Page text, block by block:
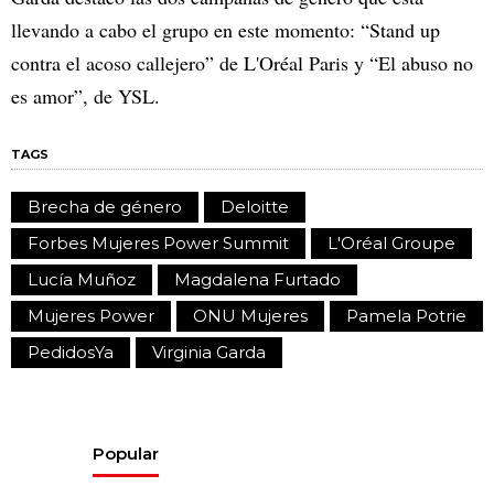
llevando a cabo el grupo en este momento: “Stand up
contra el acoso callejero” de L'Oréal Paris y “El abuso no
es amor”, de YSL.
TAGS
Brecha de género
Deloitte
Forbes Mujeres Power Summit
L'Oréal Groupe
Lucía Muñoz
Magdalena Furtado
Mujeres Power
ONU Mujeres
Pamela Potrie
PedidosYa
Virginia Garda
Popular